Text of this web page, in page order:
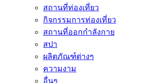
สถานที่ท่องเที่ยว
กิจกรรมการท่องเที่ยว
สถานที่ออกกำลังกาย
สปา
ผลิตภัณฑ์ต่างๆ
ความงาม
อื่นๆ